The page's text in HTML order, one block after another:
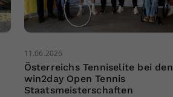
11.06.2026
Österreichs Tenniselite bei den
win2day Open Tennis
Staatsmeisterschaften